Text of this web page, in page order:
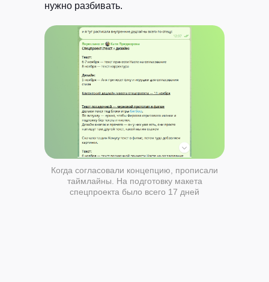
нужно разбивать.
Когда согласовали концепцию, прописали
таймлайны. На подготовку макета
спецпроекта было всего 17 дней